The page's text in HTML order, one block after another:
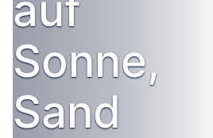
Sonne,
Sand